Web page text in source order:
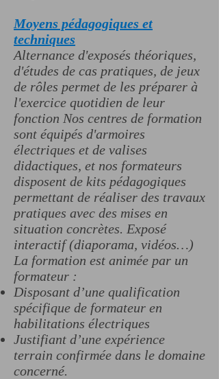
Moyens pédagogiques et
techniques
Alternance d'exposés théoriques,
d'études de cas pratiques, de jeux
de rôles permet de les préparer à
l'exercice quotidien de leur
fonction Nos centres de formation
sont équipés d'armoires
électriques et de valises
didactiques, et nos formateurs
disposent de kits pédagogiques
permettant de réaliser des travaux
pratiques avec des mises en
situation concrètes. Exposé
interactif (diaporama, vidéos…)
La formation est animée par un
formateur :
Disposant d’une qualification
spécifique de formateur en
habilitations électriques
Justifiant d’une expérience
terrain confirmée dans le domaine
concerné.